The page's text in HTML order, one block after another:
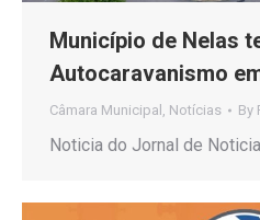
Município de Nelas
Autocaravanismo
Câmara Municipal , Notícias By
Noticia do Jornal de